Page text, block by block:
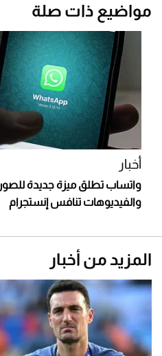
مواضيع ذات صلة
أخبار
واتساب تطلق ميزة جديدة للصور
والفيديوهات تنافس إنستجرام
المزيد من أخبار